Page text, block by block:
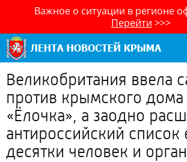
Важное о ситуации в регионе
Перейти >>>
Великобритания ввела
против крымского дома
«Ёлочка», а заодно
антироссийский
десятки человек и